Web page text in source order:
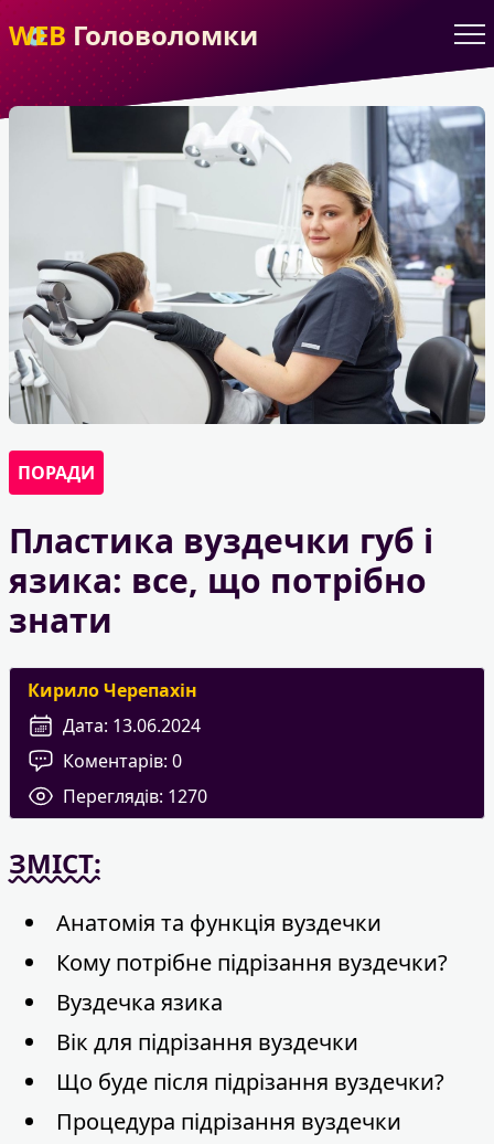
WEBГоловоломки
ПОРАДИ
Пластика вуздечки губ і
язика: все, що потрібно
знати
Кирило Черепахін
Дата: 13.06.2024
Коментарів: 0
Переглядів: 1270
ЗМІСТ:
Анатомія та функція вуздечки
Кому потрібне підрізання вуздечки?
Вуздечка язика
Вік для підрізання вуздечки
Що буде після підрізання вуздечки?
Процедура підрізання вуздечки